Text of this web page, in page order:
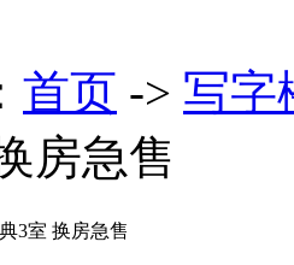
首页 -> 写字
房急售
3室 换房急售